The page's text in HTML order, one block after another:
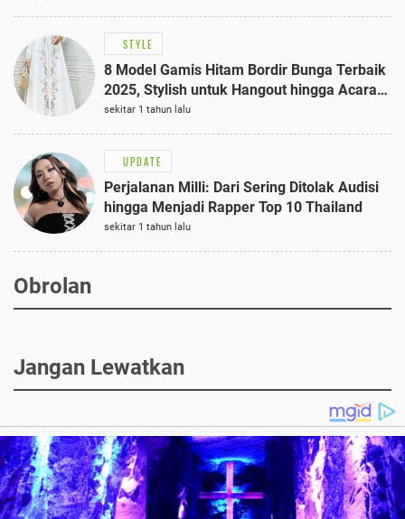
STYLE
8 Model Gamis Hitam Bordir Bunga Terbaik
2025, Stylish untuk Hangout hingga Acara
Semi-Formal
sekitar 1 tahun lalu
UPDATE
Perjalanan Milli: Dari Sering Ditolak Audisi
hingga Menjadi Rapper Top 10 Thailand
sekitar 1 tahun lalu
Obrolan
Jangan Lewatkan